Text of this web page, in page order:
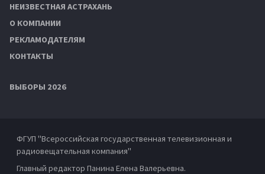
НЕИЗВЕСТНАЯ АСТРАХАНЬ
О КОМПАНИИ
РЕКЛАМОДАТЕЛЯМ
КОНТАКТЫ
ВЫБОРЫ 2026
ФГУП "Всероссийская государственная телевизионная и
радиовещательная компания"
Главный редактор Панина Елена Валерьевна.